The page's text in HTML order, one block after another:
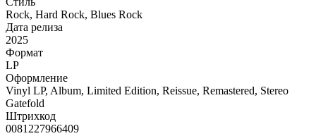
Rock, Hard Rock, Blues Rock
Дата релиза
2025
Формат
LP
Оформление
Vinyl LP, Album, Limited Edition, Reissue, Remastered, Stereo
Gatefold
Штрихкод
0081227966409